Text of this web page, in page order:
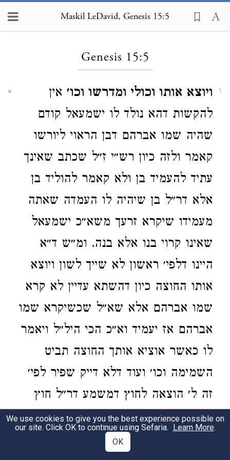
Maskil LeDavid, Genesis 15:5
Genesis 15:5
1 ויוצא אותו וכולי ומדרשו וכו׳ אין
להקשות דהא נולד לו ישמעאל קודם
שהיה שמו אברהם דבן הראוי ליורשו
קאמר ולזה כיון רש״י ז״ל שכתב שאינך
עתיד להעמיד בן ולא קאמר להוליד בן
אלא דר״ל בן שיהיה לו העמדה שאתה
מעמידו שיקרא זרעך משא״כ ישמעאל
שאינו קרוי בנו אלא בנה. ומ״ש ד״א
היינו דלפי׳ ראשון לא שייך לשון ויוצא
אותו החוצה כיון דהשתא עדיין לא קרא
שמו אברהם אלא שא״ל שכשיקרא שמו
אברהם אז יעמיד וא״כ הכי היל״ל ויאמר
לו כאשר אוציא אותך החוצה תביט
השמימה וכו׳ ועוד דלא דייק שפיר לפי׳
זה ל׳ הוצאה לחוץ דמשמע דר״ל חוץ
מהמזל לגמרי וכדא״ל צא מאצטגנינות
שלך ולפי זה אדרבא אין זה יוצא מענין
We use cookies to give you the best experience possible on
our site. Click OK to continue using Sefaria. Learn More.
OK